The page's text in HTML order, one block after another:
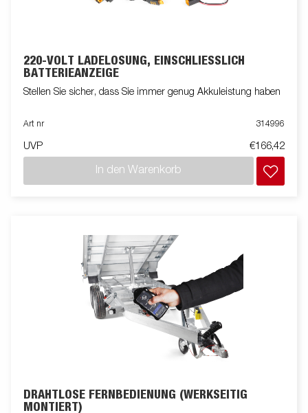
220-VOLT LADELÖSUNG, EINSCHLIESSLICH B
ATTERIEANZEIGE
Stellen Sie sicher, dass Sie immer genug Akkuleistung haben
Art nr 314996
UVP €166,42
In den Warenkorb
DRAHTLOSE FERNBEDIENUNG (WERKSEITIG
MONTIERT)